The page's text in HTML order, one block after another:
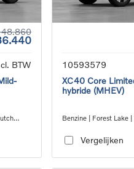
BTW
10593579
XC40 Core
hybride (MHEV)
Benzine | Forest Lake
Vergelijken